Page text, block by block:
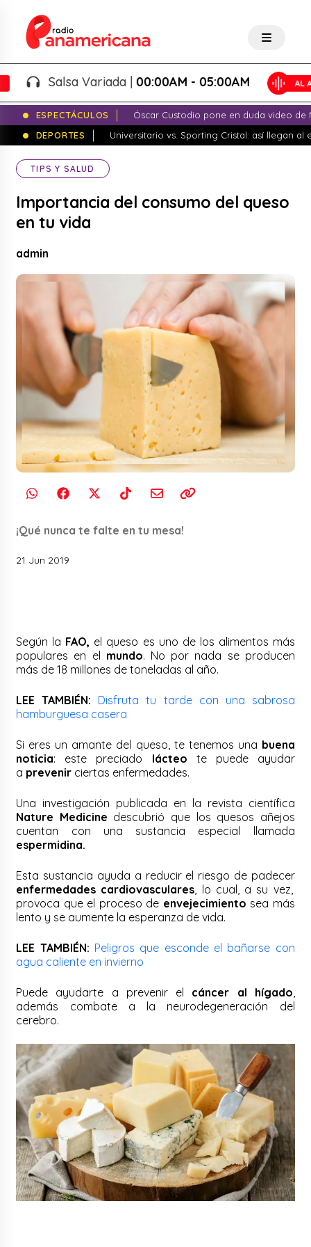
Salsa Variada |00:00AM - 05:00AM
ESPECTÁCULOS
Óscar Custodio pone en duda video de
DEPORTES
Universitario vs. Sporting Cristal: así llegan al
TIPS Y SALUD
Importancia del consumo del queso
en tu vida
admin
¡Qué nunca te falte en tu mesa!
21 Jun 2019
Según la FAO, el queso es uno de los alimentos más
populares en el mundo. No por nada se producen
más de 18 millones de toneladas al año.
LEE TAMBIÉN: Disfruta tu tarde con una sabrosa
hamburguesa casera
Si eres un amante del queso, te tenemos una buena
noticia: este preciado lácteo te puede ayudar
a prevenir ciertas enfermedades.
Una investigación publicada en la revista científica
Nature Medicine descubrió que los quesos añejos
cuentan con una sustancia especial llamada
espermidina.
Esta sustancia ayuda a reducir el riesgo de padecer
enfermedades cardiovasculares , lo cual, a su vez,
provoca que el proceso de envejecimiento sea más
lento y se aumente la esperanza de vida.
LEE TAMBIÉN: Peligros que esconde el bañarse con
agua caliente en invierno
Puede ayudarte a prevenir el cáncer al hígado
además combate a la neurodegeneración del
cerebro.